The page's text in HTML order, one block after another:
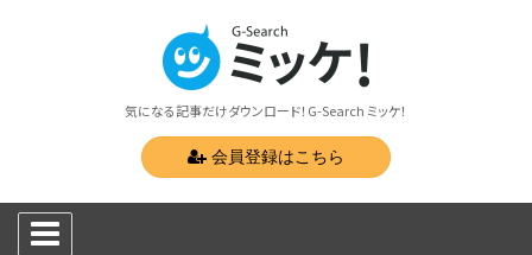
気になる記事だけダウンロード！G-Search ミッケ！
会員登録はこちら